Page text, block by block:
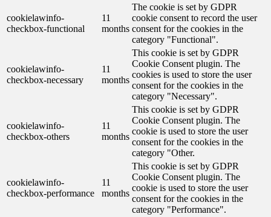
cookielawinfo-
checkbox-functional
11
months
The cookie is set by GDPR
cookie consent to record the user
consent for the cookies in the
category "Functional".
cookielawinfo-
checkbox-necessary
11
months
This cookie is set by GDPR
Cookie Consent plugin. The
cookies is used to store the user
consent for the cookies in the
category "Necessary".
cookielawinfo-
checkbox-others
11
months
This cookie is set by GDPR
Cookie Consent plugin. The
cookie is used to store the user
consent for the cookies in the
category "Other.
cookielawinfo-
checkbox-performance
11
months
This cookie is set by GDPR
Cookie Consent plugin. The
cookie is used to store the user
consent for the cookies in the
category "Performance".